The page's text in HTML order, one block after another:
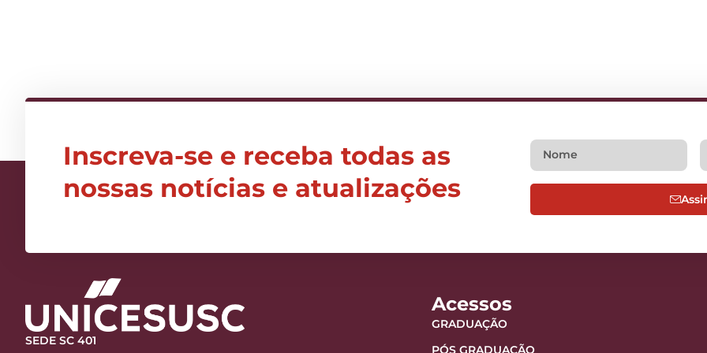
Inscreva-se e receba todas as
nossas notícias e atualizações
SEDE SC 401
Acessos
GRADUAÇÃO
PÓS GRADUAÇÃO